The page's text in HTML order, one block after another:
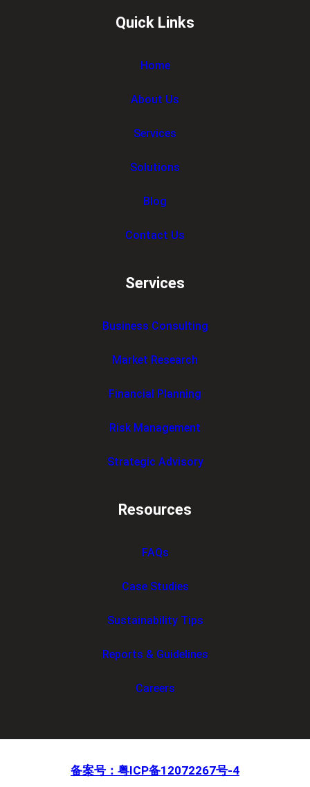
Quick Links
Home
About Us
Services
Solutions
Blog
Contact Us
Services
Business Consulting
Market Research
Financial Planning
Risk Management
Strategic Advisory
Resources
FAQs
Case Studies
Sustainability Tips
Reports & Guidelines
Careers
备案号：粤ICP备12072267号-4